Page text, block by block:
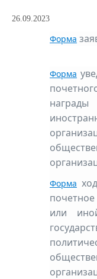
26.09.2023
Форма
Форма
Форма
или